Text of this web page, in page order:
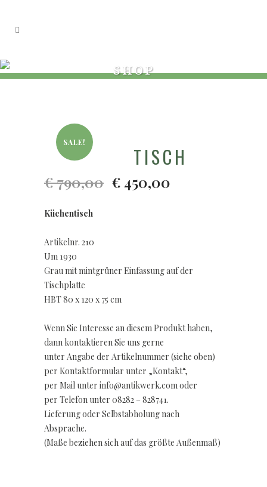
SHOP
SALE!
TISCH
€790,00
Ursprünglicher
€450,00
Küchentisch
Artikelnr. 210
Um 1930
Grau mit mintgrüner Einfassung auf der
Tischplatte
HBT 80 x 120 x 75 cm
Wenn Sie Interesse an diesem Produkt haben,
dann kontaktieren Sie uns gerne
unter Angabe der Artikelnummer (siehe oben)
per Kontaktformular unter „Kontakt“,
per Mail unter info@antikwerk.com oder
per Telefon unter 08282 – 828741.
Lieferung oder Selbstabholung nach
Absprache.
(Maße beziehen sich auf das größte Außenmaß)